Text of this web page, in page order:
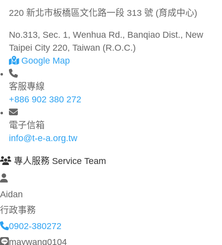
220 新北市板橋區文化路一段 313 號 (育成中心)
No.313, Sec. 1, Wenhua Rd., Banqiao Dist., New
Taipei City 220, Taiwan (R.O.C.)
Google Map
客服專線
+886 902 380 272
電子信箱
info@t-e-a.org.tw
專人服務 Service Team
Aidan
行政事務
0902-380272
maywang0104